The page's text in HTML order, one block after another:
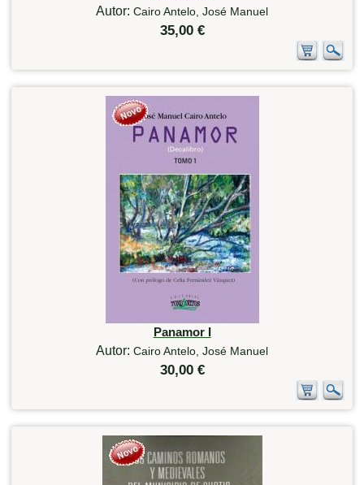
Autor: Cairo Antelo, José Manuel
35,00 €
Panamor I
Autor: Cairo Antelo, José Manuel
30,00 €